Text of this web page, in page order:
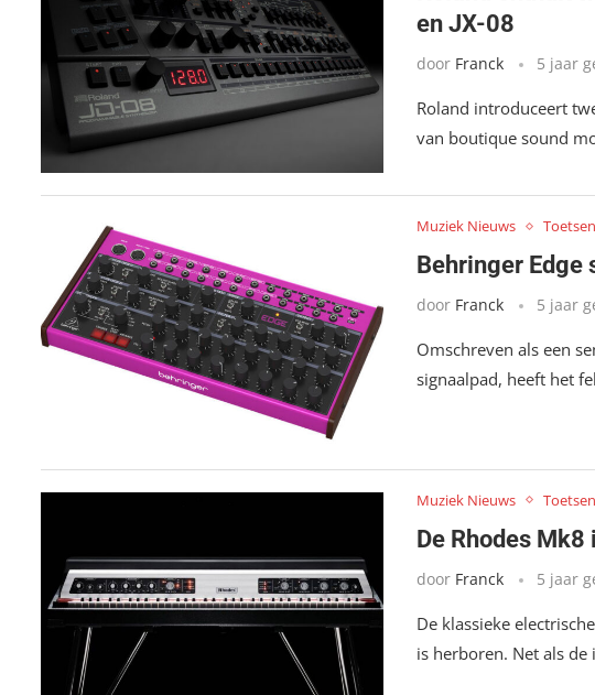
en JX-08
door Franck 5 jaar
Roland introduceert
van boutique sound
Muziek Nieuws Toetsen
Behringer Edge
door Franck 5 jaar
Omschreven als een
signaalpad, heeft het
Muziek Nieuws Toetsen
De Rhodes Mk8
door Franck 5 jaar
De klassieke
is herboren. Net als